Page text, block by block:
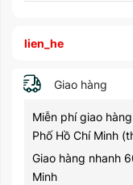
lien_he
Giao hàng
Miễn phí giao
Phố Hồ Chí Minh
Giao hàng nhanh
Minh